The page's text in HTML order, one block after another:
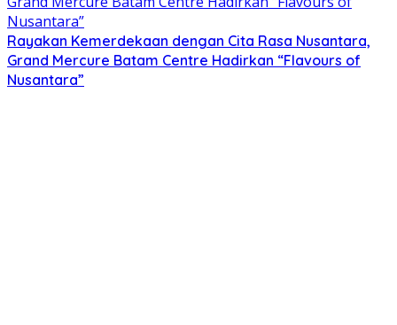
Rayakan Kemerdekaan dengan Cita Rasa Nusantara,
Grand Mercure Batam Centre Hadirkan “Flavours of
Nusantara”